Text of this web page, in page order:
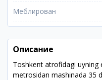
Меблирован
Описание
Toshkent atrofidagi uyning
metrosidan mashinada 35